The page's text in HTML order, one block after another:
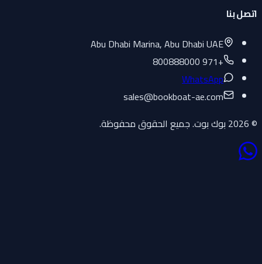
اتصل بنا
Abu Dhabi Marina, Abu Dhabi UAE
+971 800888000
WhatsApp
sales@bookboat-ae.com
© 2026 بوك بوت. جميع الحقوق محفوظة.